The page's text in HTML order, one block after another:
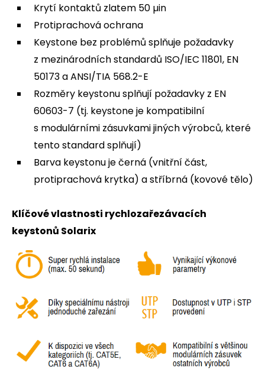
Krytí kontaktů zlatem 50 µin
Protiprachová ochrana
Keystone bez problémů splňuje požadavky
z mezinárodních standardů ISO/IEC 11801, EN
50173 a ANSI/TIA 568.2-E
Rozměry keystonu splňují požadavky z EN
60603-7 (tj. keystone je kompatibilní
s modulárními zásuvkami jiných výrobců, které
tento standard splňují)
Barva keystonu je černá (vnitřní část,
protiprachová krytka) a stříbrná (kovové tělo)
Klíčové vlastnosti rychlozařezávacích
keystonů Solarix